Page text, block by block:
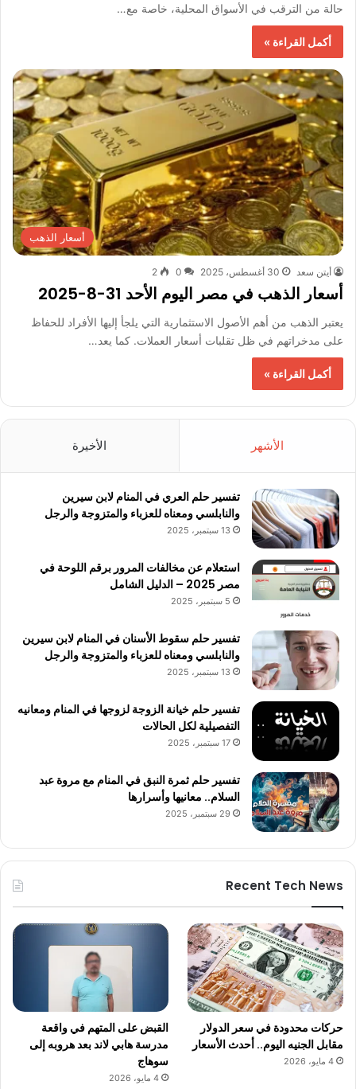
حالة من الترقب في الأسواق المحلية، خاصة مع…
أكمل القراءة »
أسعار الذهب
أيتن سعد 30 أغسطس، 2025 0
2
أسعار الذهب في مصر اليوم الأحد 31-8-2025
يعتبر الذهب من أهم الأصول الاستثمارية التي يلجأ إليها الأفراد للحفاظ
على مدخراتهم في ظل تقلبات أسعار العملات. كما يعد…
أكمل القراءة »
الأشهر الأخيرة
تفسير حلم العري في المنام لابن سيرين
والنابلسي ومعناه للعزباء والمتزوجة والرجل
13 سبتمبر، 2025
استعلام عن مخالفات المرور برقم اللوحة في
مصر 2025 – الدليل الشامل
5 سبتمبر، 2025
تفسير حلم سقوط الأسنان في المنام لابن سيرين
والنابلسي ومعناه للعزباء والمتزوجة والرجل
13 سبتمبر، 2025
تفسير حلم خيانة الزوجة لزوجها في المنام ومعانيه
التفصيلية لكل الحالات
17 سبتمبر، 2025
تفسير حلم ثمرة النبق في المنام مع مروة عبد
السلام.. معانيها وأسرارها
29 سبتمبر، 2025
Recent Tech News
حركات محدودة في سعر الدولار
مقابل الجنيه اليوم.. أحدث الأسعار
4 مايو، 2026
القبض على المتهم في واقعة
مدرسة هابي لاند بعد هروبه إلى
سوهاج
4 مايو، 2026